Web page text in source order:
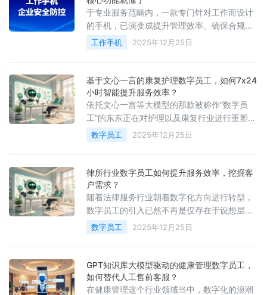
于专业服务范畴内，一款专门针对工作而设计
的手机，已演变成提升管理效率、确保合规运
营的关键器具。它不单单仅是通讯设备，更是
融合了通讯监管，还有行为管控，以及客户管
工作手机 2025年12月25日
基于文心一言的康复护理数字员工，如何7x24
小时智能提升服务效率？
依托文心一言等大模型的那款被称作“数字员
工”的东东正在对护理以及康复行业进行重塑。
它可不是单纯的那种聊天机器人的样子，而是
借助深度整合企业知识库跟业务流程
数字员工 2025年12月25日
律所行业数字员工如何提升服务效率，挖掘客
户需求？
随着法律服务行业朝着数字化方向进行转型，
数字员工的引入已然不再是仅存在于设想层面
的概念，特别是位于律所行业，客户服务、需
求分析以及运营管理能够实现高效协同
数字员工 2025年12月25日
GPT知识库大模型驱动的健康管理数字员工，
如何替代人工售前客服？
在健康管理这个行业领域当中，数字化的浪潮